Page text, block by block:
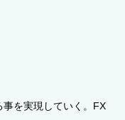
事を実現していく。FX